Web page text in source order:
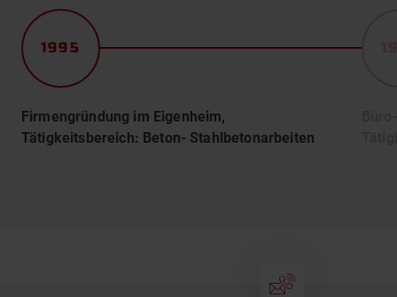
1995
Firmengründung im Eigenheim,
Tätigkeitsbereich: Beton- Stahlbetonarbeiten
Kontakt